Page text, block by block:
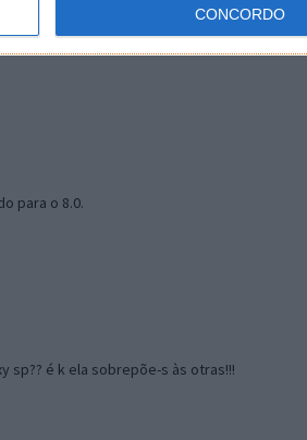
CONCORDO
para o 8.0.
sp?? é k ela sobrepõe-s às otras!!!